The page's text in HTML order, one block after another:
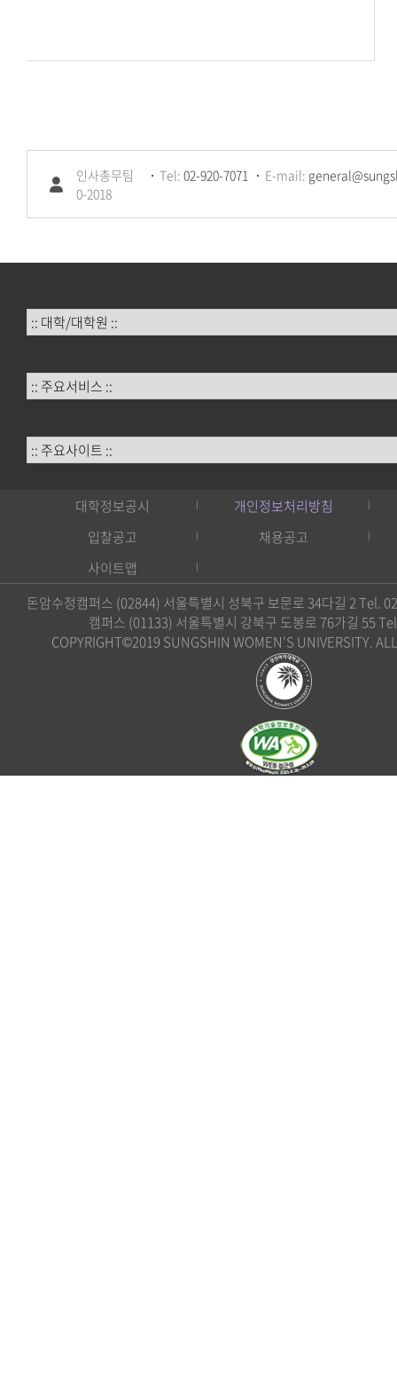
인사총무팀 Tel: 02-920-7071 E-mail:
0-2018
대학정보공시
개인정보처리방침
입찰공고
채용공고
사이트맵
돈암수정캠퍼스 (02844) 서울특별시 성북구 보문로 34다길 2 Tel.
캠퍼스 (01133) 서울특별시 강북구 도봉로 76가길 55
COPYRIGHT©2019 SUNGSHIN WOMEN'S UNIVERSITY.